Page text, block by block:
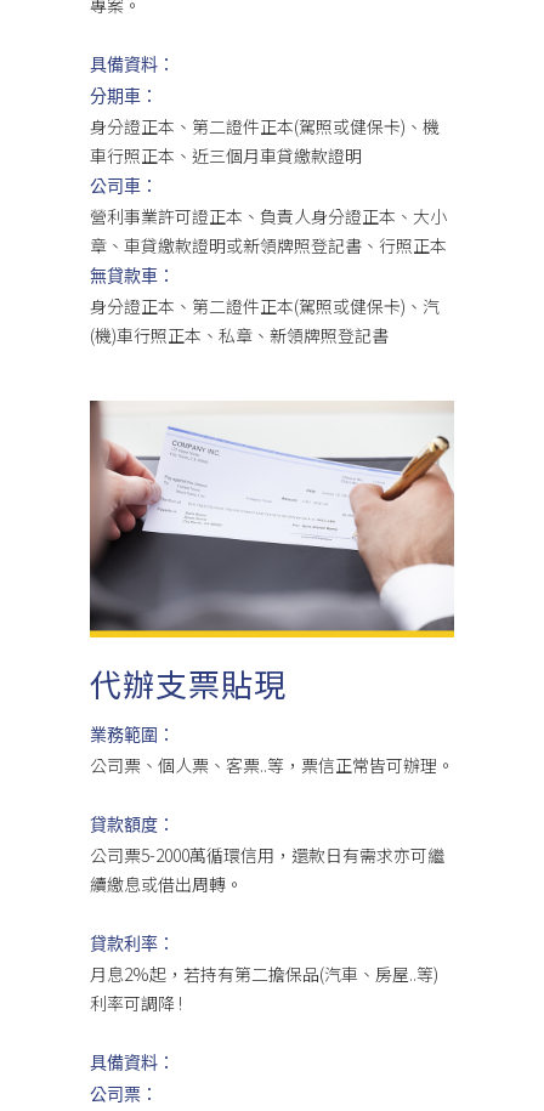
專案。
具備資料：
分期車：
身分證正本、第二證件正本(駕照或健保卡)、機
車行照正本、近三個月車貸繳款證明
公司車：
營利事業許可證正本、負責人身分證正本、大小
章、車貸繳款證明或新領牌照登記書、行照正本
無貸款車：
身分證正本、第二證件正本(駕照或健保卡)、汽
(機)車行照正本、私章、新領牌照登記書
代辦支票貼現
業務範圍：
公司票、個人票、客票..等，票信正常皆可辦理。
貸款額度：
公司票5-2000萬循環信用，還款日有需求亦可繼
續繳息或借出周轉。
貸款利率：
月息2%起，若持有第二擔保品(汽車、房屋..等)
利率可調降 !
具備資料：
公司票：